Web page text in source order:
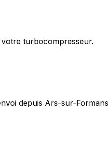
turbocompresseur.
depuis Ars-sur-